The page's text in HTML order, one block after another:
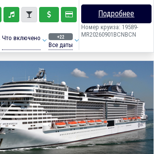
Что включено +22
Все даты
Подробнее
Номер круиза: 19589-
MR20260901BCNBCN